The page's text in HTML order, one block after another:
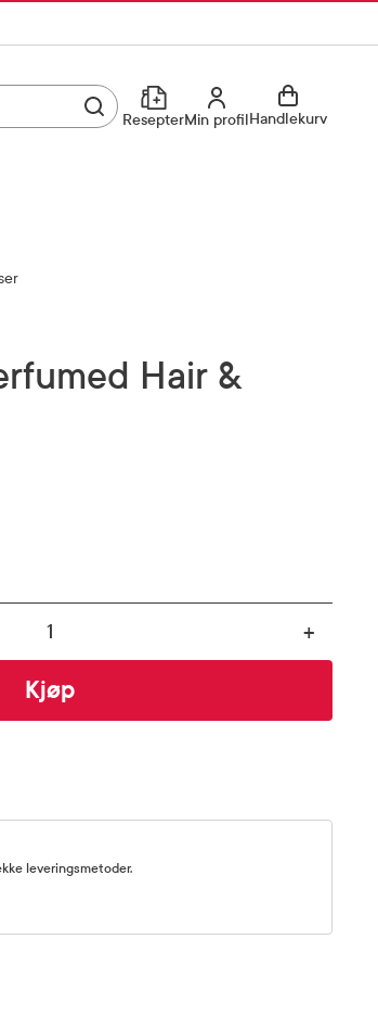
Utfør søkResepterMin profilMin profilHandlekurv
+
Kjøp
leveringsmetoder.